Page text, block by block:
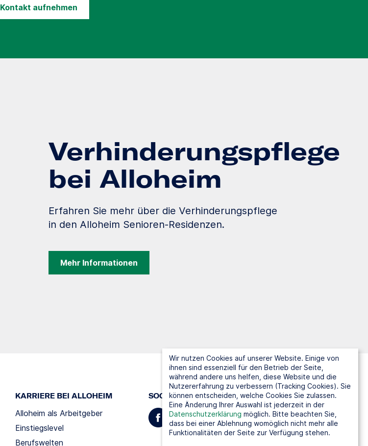
Kontakt aufnehmen
Verhinderungspflege
bei Alloheim
Erfahren Sie mehr über die Verhinderungspflege
in den Alloheim Senioren-Residenzen.
Mehr Informationen
KARRIERE BEI ALLOHEIM
Alloheim als Arbeitgeber
Einstiegslevel
Berufswelten
SOCIAL MEDIA
Wir nutzen Cookies auf unserer Website. Einige von
ihnen sind essenziell für den Betrieb der Seite,
während andere uns helfen, diese Website und die
Nutzererfahrung zu verbessern (Tracking Cookies). Sie
können entscheiden, welche Cookies Sie zulassen.
Eine Änderung Ihrer Auswahl ist jederzeit in der
Datenschutzerklärung möglich. Bitte beachten Sie,
dass bei einer Ablehnung womöglich nicht mehr alle
Funktionalitäten der Seite zur Verfügung stehen.